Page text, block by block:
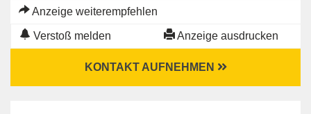
Anzeige weiterempfehlen
Verstoß melden Anzeige ausdrucken
KONTAKT AUFNEHMEN